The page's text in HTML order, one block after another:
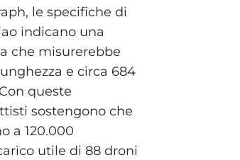
le specifiche di
indicano una
che misurerebbe
e circa 684
queste
sostengono che
a 120.000
utile di 88 droni